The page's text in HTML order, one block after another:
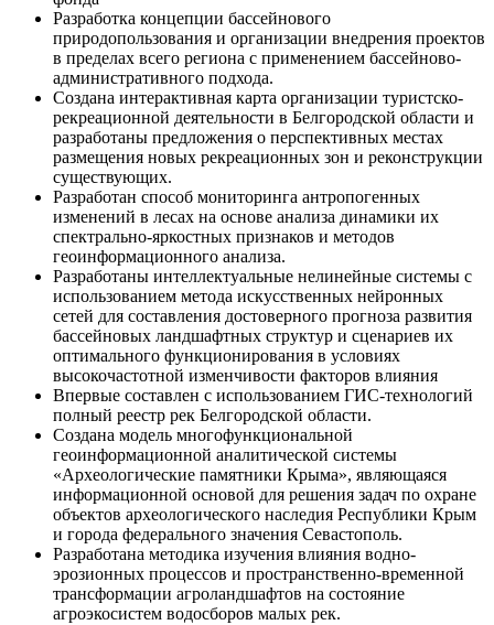
Разработка концепции бассейнового
природопользования и организации внедрения проектов
в пределах всего региона с применением бассейново-
административного подхода.
Создана интерактивная карта организации туристско-
рекреационной деятельности в Белгородской области и
разработаны предложения о перспективных местах
размещения новых рекреационных зон и реконструкции
существующих.
Разработан способ мониторинга антропогенных
изменений в лесах на основе анализа динамики их
спектрально-яркостных признаков и методов
геоинформационного анализа.
Разработаны интеллектуальные нелинейные системы с
использованием метода искусственных нейронных
сетей для составления достоверного прогноза развития
бассейновых ландшафтных структур и сценариев их
оптимального функционирования в условиях
высокочастотной изменчивости факторов влияния
Впервые составлен с использованием ГИС-технологий
полный реестр рек Белгородской области.
Создана модель многофункциональной
геоинформационной аналитической системы
«Археологические памятники Крыма», являющаяся
информационной основой для решения задач по охране
объектов археологического наследия Республики Крым
и города федерального значения Севастополь.
Разработана методика изучения влияния водно-
эрозионных процессов и пространственно-временной
трансформации агроландшафтов на состояние
агроэкосистем водосборов малых рек.